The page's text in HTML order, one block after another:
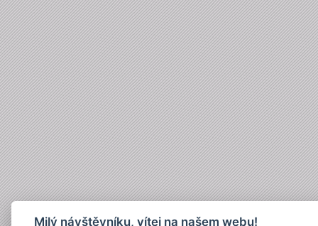
Milý návštěvníku, vítej na našem webu!